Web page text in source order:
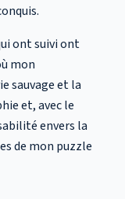
ont suivi ont
mon
sauvage et la
et, avec le
envers la
de mon puzzle